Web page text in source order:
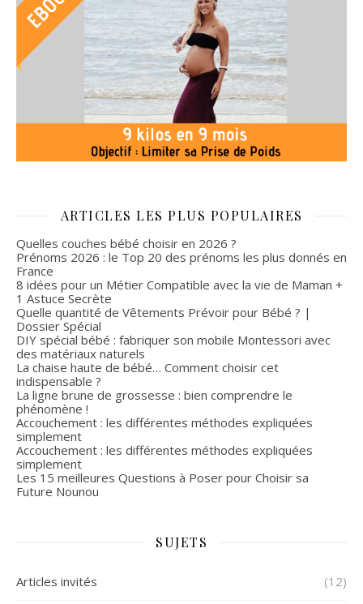
ARTICLES LES PLUS POPULAIRES
Quelles couches bébé choisir en 2026 ?
Prénoms 2026 : le Top 20 des prénoms les plus donnés en
France
8 idées pour un Métier Compatible avec la vie de Maman +
1 Astuce Secrète
Quelle quantité de Vêtements Prévoir pour Bébé ? |
Dossier Spécial
DIY spécial bébé : fabriquer son mobile Montessori avec
des matériaux naturels
La chaise haute de bébé… Comment choisir cet
indispensable ?
La ligne brune de grossesse : bien comprendre le
phénomène !
Accouchement : les différentes méthodes expliquées
simplement
Accouchement : les différentes méthodes expliquées
simplement
Les 15 meilleures Questions à Poser pour Choisir sa
Future Nounou
SUJETS
Articles invités (12)